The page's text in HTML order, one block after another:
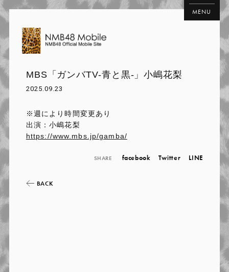
MENU
MBS「ガンバTV-青と黒-」小嶋花梨
2025.09.23
※週により時間変更あり
出演：小嶋花梨
https://www.mbs.jp/gamba/
SHARE facebook Twitter LINE
BACK